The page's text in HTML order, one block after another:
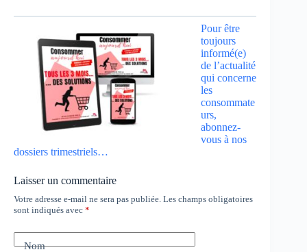
Pour être
toujours
informé(e)
de l’actualité
qui concerne
les
consommate
urs,
abonnez-
vous à nos
dossiers trimestriels…
Laisser un commentaire
Votre adresse e-mail ne sera pas publiée. Les champs obligatoires
sont indiqués avec *
Nom